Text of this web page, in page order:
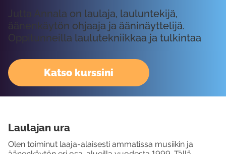
Jutta Annala on laulaja, lauluntekijä,
äänenkäytön ohjaaja ja ääninäyttelijä.
Oppitunneilla laulutekniikkaa ja tulkintaa
Katso kurssini
Laulajan ura
Olen toiminut laaja-alaisesti ammatissa musiikin ja